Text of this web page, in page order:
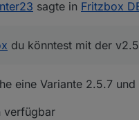
sagte in Fritzbox
du könntest mit der
eine Variante 2.5.7
verfügbar